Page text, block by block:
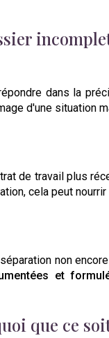
dans la
d'une situation
de travail plus
cela peut
non
et
que ce